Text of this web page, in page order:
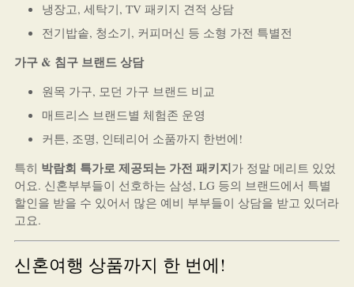
냉장고, 세탁기, TV 패키지 견적 상담
전기밥솥, 청소기, 커피머신 등 소형 가전 특별전
가구 & 침구 브랜드 상담
원목 가구, 모던 가구 브랜드 비교
매트리스 브랜드별 체험존 운영
커튼, 조명, 인테리어 소품까지 한번에!
특히 박람회 특가로 제공되는 가전 패키지가 정말 메리트 있었
어요. 신혼부부들이 선호하는 삼성, LG 등의 브랜드에서 특별
할인을 받을 수 있어서 많은 예비 부부들이 상담을 받고 있더라
고요.
신혼여행 상품까지 한 번에!